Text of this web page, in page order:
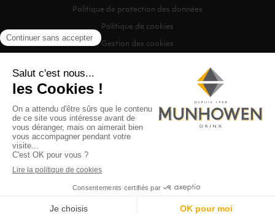
Politique de protection des données
Politique de cookies
Gestion des cookies
©2026 Munhowen Drinx / Tous droits réservés
Digitalised by
MENU